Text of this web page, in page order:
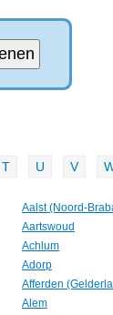
T U V
Aalst (Noord-
Aartswoud
Achlum
Adorp
Afferden
Alem